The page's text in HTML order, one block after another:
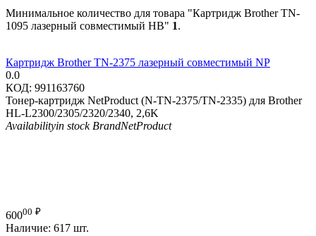
Минимальное количество для товара "Картридж Brother TN-
1095 лазерный совместимый HB" 1.
Картридж Brother TN-2375 лазерный совместимый NP
0.0
КОД: 991163760
Тонер-картридж NetProduct (N-TN-2375/TN-2335) для Brother
HL-L2300/2305/2320/2340, 2,6K
Availabilityin stock BrandNetProduct
60000 ₽
Наличие: 617 шт.